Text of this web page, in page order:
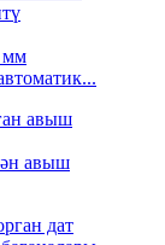
мм
авыш